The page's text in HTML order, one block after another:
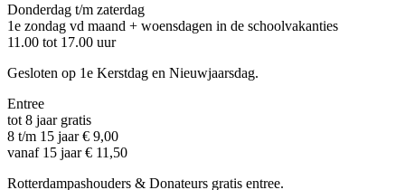
Donderdag t/m zaterdag
1e zondag vd maand + woensdagen in de schoolvakanties
11.00 tot 17.00 uur
Gesloten op 1e Kerstdag en Nieuwjaarsdag.
Entree
tot 8 jaar gratis
8 t/m 15 jaar € 9,00
vanaf 15 jaar € 11,50
Rotterdampashouders & Donateurs gratis entree.